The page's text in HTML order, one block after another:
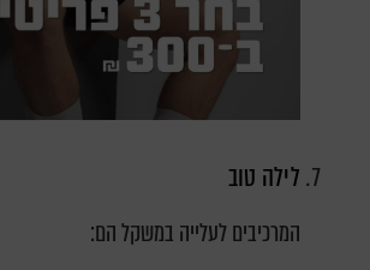
לילה טוב
המרכיבים לעלייה במשקל הם: